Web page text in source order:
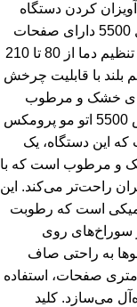
کردن دستگاه
وجود دارد. به‌طور خلاصه اتو مو پرومکس مدل 5500 دارای صفحات
سوراخ‌دار با عرض 45 میلی‌متر، کلید چرخشی تنظیم دما از 80 تا 210
بلند با قابلیت چرخش
خشک و مرطوب
قابل‌استفاده است. ویژگی های اتو مو پرومکس 5500 اتو مو پرومکس
حرفه ای با مدل 5500 است که این دستگاه، یک
و مرطوب است که با
راحت‌تر می‌کند. این
است که رطوبت
سوراخ‌های روی
به راحتی صاف
پیدا کنند. پهنای 45 میلی‌متری صفحات، استفاده
می‌سازد. کلید